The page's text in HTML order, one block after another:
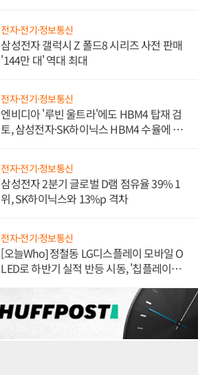
전자·전기·정보통신
삼성전자 갤럭시 Z 폴드8 시리즈 사전 판매
'144만 대' 역대 최대
전자·전기·정보통신
엔비디아 '루빈 울트라'에도 HBM4 탑재 검
토, 삼성전자·SK하이닉스 HBM4 수율에 주
전자·전기·정보통신
삼성전자 2분기 글로벌 D램 점유율 39% 1
위, SK하이닉스와 13%p 격차
전자·전기·정보통신
[오늘Who] 정철동 LG디스플레이 모바일 O
LED로 하반기 실적 반등 시동, '칩플레이